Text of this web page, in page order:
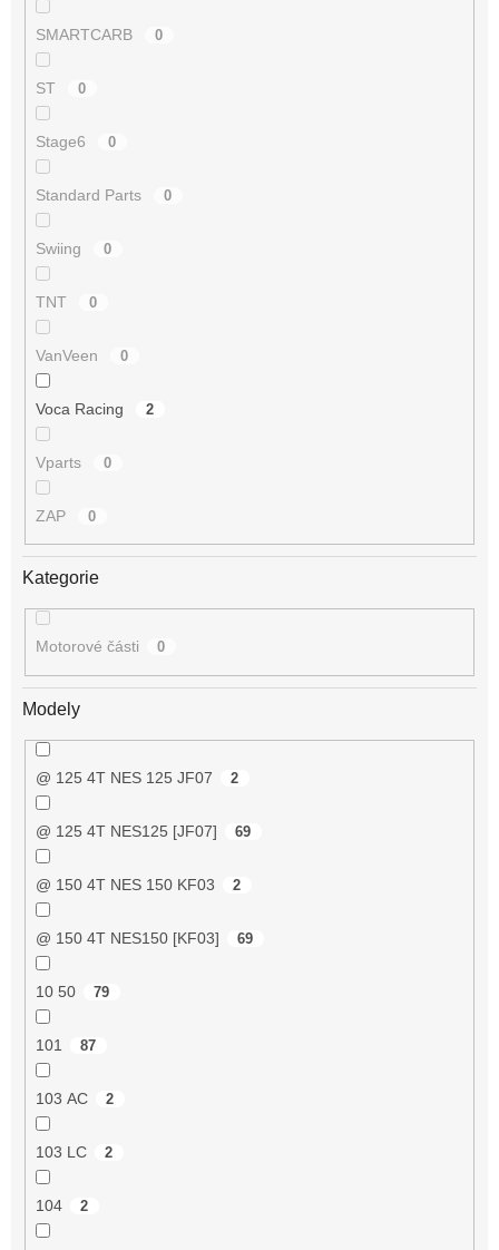
SMARTCARB 0
ST 0
Stage6 0
Standard Parts 0
Swiing 0
TNT 0
VanVeen 0
Voca Racing 2
Vparts 0
ZAP 0
Kategorie
Motorové části 0
Modely
@ 125 4T NES 125 JF07 2
@ 125 4T NES125 [JF07] 69
@ 150 4T NES 150 KF03 2
@ 150 4T NES150 [KF03] 69
10 50 79
101 87
103 AC 2
103 LC 2
104 2